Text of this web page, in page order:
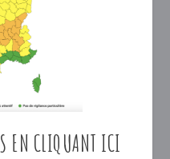
EN CLIQUANT ICI